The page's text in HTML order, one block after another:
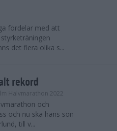
fördelar med att
det flera olika s...
rekord
Halvmarathon 2022
och
och nu ska hans son
till v...